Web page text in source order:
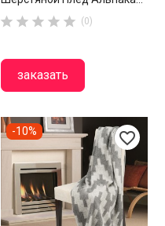
     (0)
заказать
favorite_border
-10%